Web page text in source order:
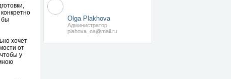
бы
хочет
от
у
Olga Plakhova
Администратор
plahova_oa@mail.ru